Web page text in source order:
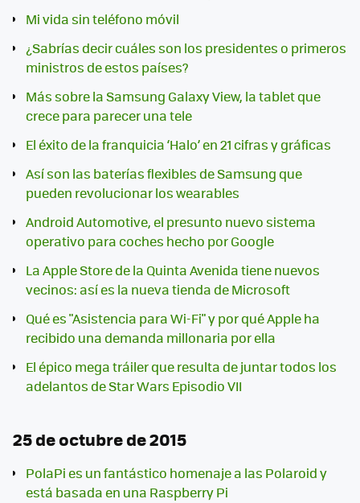
Mi vida sin teléfono móvil
¿Sabrías decir cuáles son los presidentes o primeros
ministros de estos países?
Más sobre la Samsung Galaxy View, la tablet que
crece para parecer una tele
El éxito de la franquicia ‘Halo’ en 21 cifras y gráficas
Así son las baterías flexibles de Samsung que
pueden revolucionar los wearables
Android Automotive, el presunto nuevo sistema
operativo para coches hecho por Google
La Apple Store de la Quinta Avenida tiene nuevos
vecinos: así es la nueva tienda de Microsoft
Qué es "Asistencia para Wi-Fi" y por qué Apple ha
recibido una demanda millonaria por ella
El épico mega tráiler que resulta de juntar todos los
adelantos de Star Wars Episodio VII
25 de octubre de 2015
PolaPi es un fantástico homenaje a las Polaroid y
está basada en una Raspberry Pi